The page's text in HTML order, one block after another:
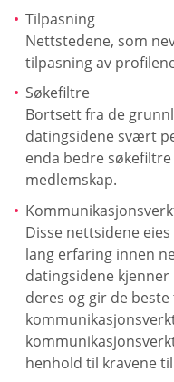
Tilpasning
Nettstedene, som
tilpasning av
Søkefiltre
Bortsett fra de
datingsidene svært
enda bedre
medlemskap.
Disse nettsidene
lang erfaring innen
datingsidene
deres og gir de
henhold til kravene